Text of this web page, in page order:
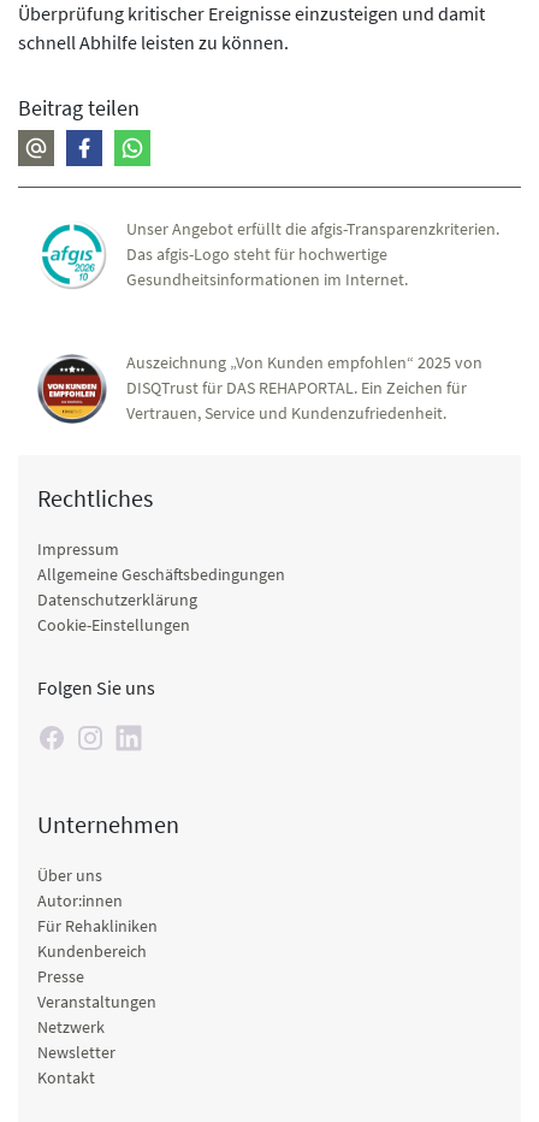
Überprüfung kritischer Ereignisse einzusteigen und damit
schnell Abhilfe leisten zu können.
Beitrag teilen
Unser Angebot erfüllt die afgis-Transparenzkriterien.
Das afgis-Logo steht für hochwertige
Gesundheitsinformationen im Internet.
Auszeichnung „Von Kunden empfohlen“ 2025 von
DISQTrust für DAS REHAPORTAL. Ein Zeichen für
Vertrauen, Service und Kundenzufriedenheit.
Rechtliches
Impressum
Allgemeine Geschäftsbedingungen
Datenschutzerklärung
Cookie-Einstellungen
Folgen Sie uns
Unternehmen
Über uns
Autor:innen
Für Rehakliniken
Kundenbereich
Presse
Veranstaltungen
Netzwerk
Newsletter
Kontakt